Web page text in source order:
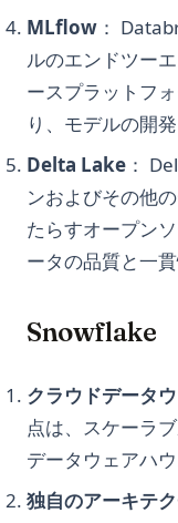
Ease
How To Fix
How to Easily
How to Fix Chat
Solution:
How to Fix
Guide
How to Fix ChatGPT
ChatGPT
How to Install
How to OverCome
How to Plugins to
法
matplotlibの垂直線
例付き）
「No Module
ちらが解決策です
トラブルシューテ
トラブルシューテ
No Attribute Plot'
attribute 'plot'」
Pandas
Pandas Where:
Pandas fillna():
Pandas iterrows():
(And When Not To)
Pandas loc: Select
Pandas read_csv()
Pandas read_csv:
Python (2026)
Pandas
Pandas
Python Dataclasses:
Python
Decorator
Python Datetime:
Python
Python Datetime：
Python Decorators:
Examples
Python Deque: Fast
Python Deque：
Python Enumerate:
Python F-Strings:
Python F-Strings: 文
Python Flatten List:
MLflow ：
ルのエンドツー
ースプラットフ
り、モデルの開
Delta Lake ：
ンおよびその他
たらすオープン
ータの品質と一
Snowflake
クラウドデータ
点は、スケーラ
データウェアハ
独自のアーキテ